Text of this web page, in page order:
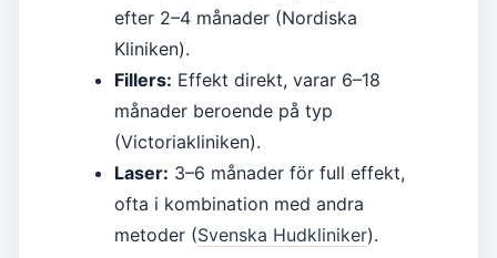
efter 2–4 månader (Nordiska
Kliniken).
Fillers: Effekt direkt, varar 6–18
månader beroende på typ
(Victoriakliniken).
Laser: 3–6 månader för full effekt,
ofta i kombination med andra
metoder (Svenska Hudkliniker).